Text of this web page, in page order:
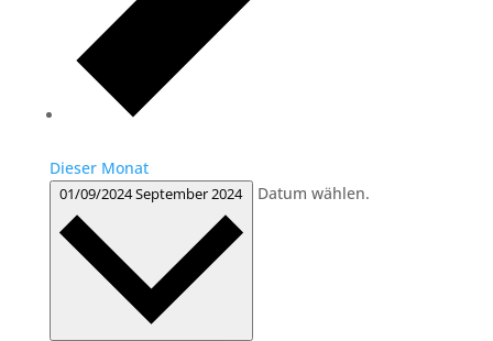
Dieser Monat
01/09/2024September 2024 Datum wählen.